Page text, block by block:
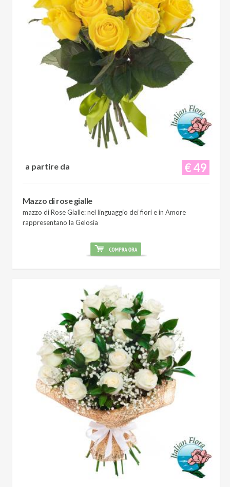
€ 49
a partire da
Mazzo di rose gialle
mazzo di Rose Gialle: nel linguaggio dei fiori e in Amore
rappresentano la Gelosia